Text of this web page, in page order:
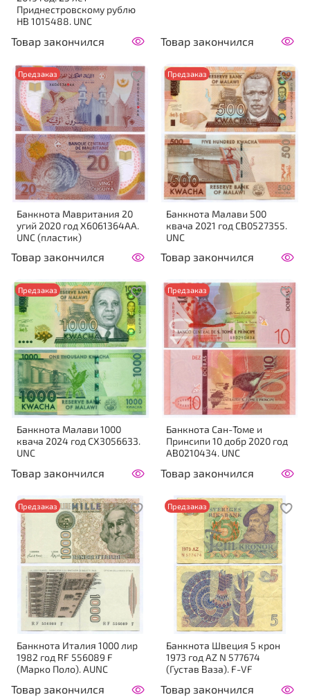
Приднестровскому рублю
НВ 1015488. UNC
Товар закончился Товар закончился
Предзаказ
Банкнота Мавритания 20
угий 2020 год X6061364AA.
UNC (пластик)
Товар закончился
Предзаказ
Банкнота Малави 500
квача 2021 год CB0527355.
UNC
Товар закончился
Предзаказ
Банкнота Малави 1000
квача 2024 год CX3056633.
UNC
Товар закончился
Предзаказ
Банкнота Сан-Томе и
Принсипи 10 добр 2020 год
AB0210434. UNC
Товар закончился
Предзаказ
Банкнота Италия 1000 лир
1982 год RF 556089 F
(Марко Поло). AUNC
Товар закончился
Предзаказ
Банкнота Швеция 5 крон
1973 год AZ N 577674
(Густав Ваза). F-VF
Товар закончился